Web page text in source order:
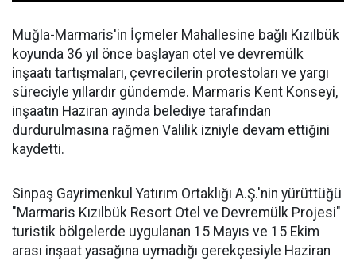
Muğla-Marmaris'in İçmeler Mahallesine bağlı Kızılbük
koyunda 36 yıl önce başlayan otel ve devremülk
inşaatı tartışmaları, çevrecilerin protestoları ve yargı
süreciyle yıllardır gündemde. Marmaris Kent Konseyi,
inşaatın Haziran ayında belediye tarafından
durdurulmasına rağmen Valilik izniyle devam ettiğini
kaydetti.
Sinpaş Gayrimenkul Yatırım Ortaklığı A.Ş.'nin yürüttüğü
"Marmaris Kızılbük Resort Otel ve Devremülk Projesi"
turistik bölgelerde uygulanan 15 Mayıs ve 15 Ekim
arası inşaat yasağına uymadığı gerekçesiyle Haziran